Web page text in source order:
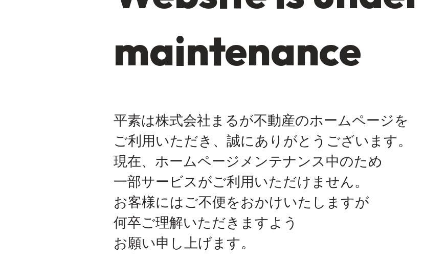
maintenance
平素は株式会社まるが不動産のホームページを
ご利用いただき、誠にありがとうございます。
現在、ホームページメンテナンス中のため
一部サービスがご利用いただけません。
お客様にはご不便をおかけいたしますが
何卒ご理解いただきますよう
お願い申し上げます。